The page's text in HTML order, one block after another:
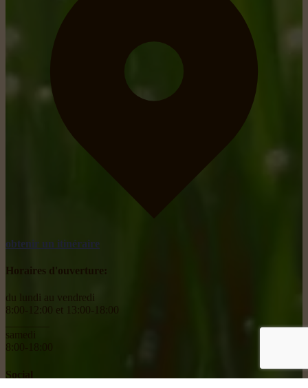
obtenir un itinéraire
Horaires d'ouverture:
du lundi au vendredi
8:00-12:00 et 13:00-18:00
samedi
8:00-18:00
Social